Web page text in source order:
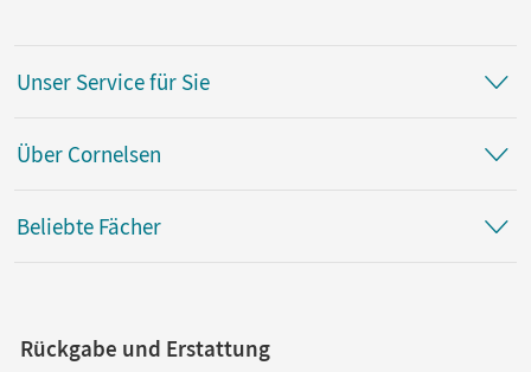
Unser Service für Sie
Über Cornelsen
Beliebte Fächer
Rückgabe und Erstattung